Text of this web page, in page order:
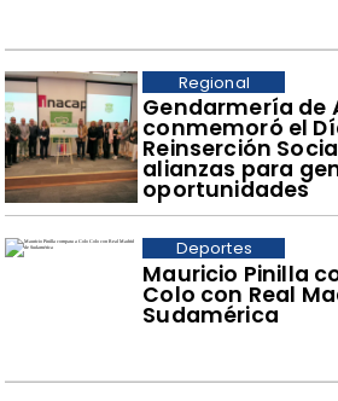
​Gendarmería de
conmemoró el
Reinserción
alianzas para
oportunidades
Regional
Mauricio Pinilla
Colo con Real
Sudamérica
Deportes